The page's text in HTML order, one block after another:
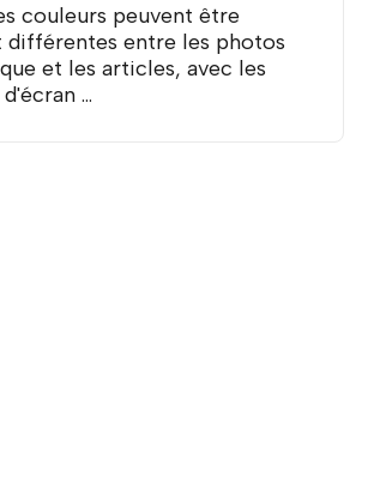
couleurs peuvent être
différentes entre les photos
et les articles, avec les
...